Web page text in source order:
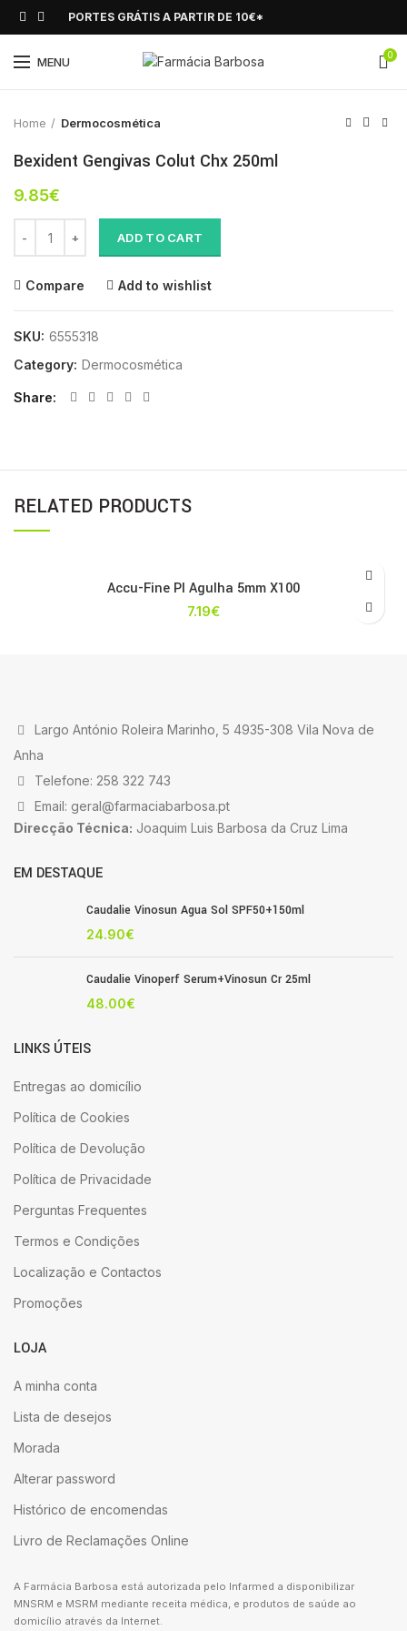
PORTES GRÁTIS A PARTIR DE 10€*
MENU 0
Click to enlarge
Home Dermocosmética
Bexident Gengivas Colut Chx 250ml
9.85€
ADD TO CART
Compare Add to wishlist
SKU: 6555318
Category: Dermocosmética
Share
RELATED PRODUCTS
Accu-Fine Pl Agulha 5mm X100
7.19€
Largo António Roleira Marinho, 5 4935-308 Vila Nova de
Anha
Telefone: 258 322 743
Email: geral@farmaciabarbosa.pt
Direcção Técnica: Joaquim Luis Barbosa da Cruz Lima
EM DESTAQUE
Caudalie Vinosun Agua Sol SPF50+150ml
24.90€
Caudalie Vinoperf Serum+Vinosun Cr 25ml
48.00€
LINKS ÚTEIS
Entregas ao domicílio
Política de Cookies
Política de Devolução
Política de Privacidade
Perguntas Frequentes
Termos e Condições
Localização e Contactos
Promoções
LOJA
A minha conta
Lista de desejos
Morada
Alterar password
Histórico de encomendas
Livro de Reclamações Online
A Farmácia Barbosa está autorizada pelo Infarmed a disponibilizar
MNSRM e MSRM mediante receita médica, e produtos de saúde ao
domicílio através da Internet.